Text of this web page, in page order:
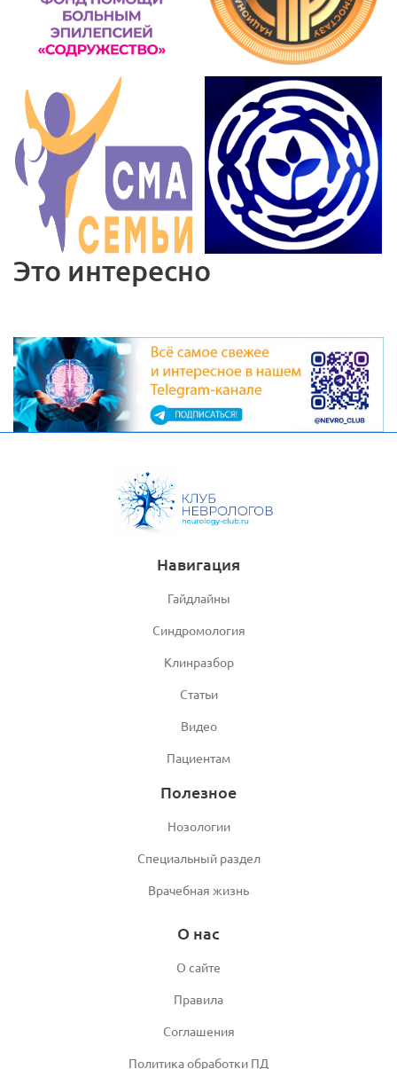
Это интересно
Навигация
Гайдлайны
Синдромология
Клинразбор
Статьи
Видео
Пациентам
Полезное
Нозологии
Специальный раздел
Врачебная жизнь
О нас
О сайте
Правила
Соглашения
Политика обработки ПД